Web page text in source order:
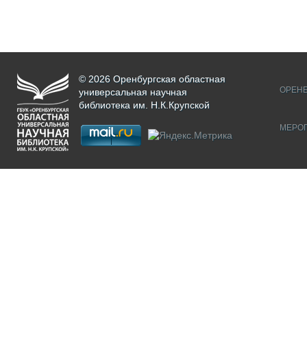
© 2026 Оренбургская областная
универсальная научная
библиотека им. Н.К.Крупской